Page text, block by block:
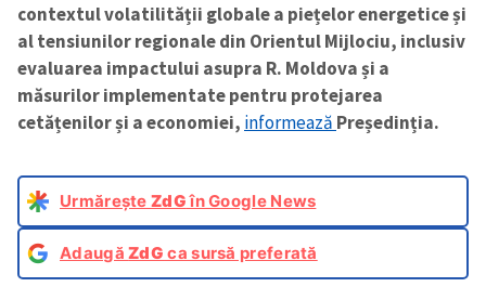
contextul volatilității globale a piețelor energetice și
al tensiunilor regionale din Orientul Mijlociu, inclusiv
evaluarea impactului asupra R. Moldova și a
măsurilor implementate pentru protejarea
cetățenilor și a economiei, informează Președinția.
Urmărește ZdGîn Google News
AdaugăZdG ca sursă preferată